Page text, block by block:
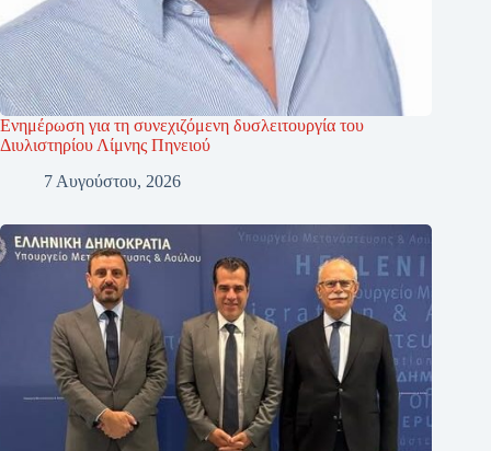
Ενημέρωση για τη συνεχιζόμενη δυσλειτουργία του
Διυλιστηρίου Λίμνης Πηνειού
7 Αυγούστου, 2026